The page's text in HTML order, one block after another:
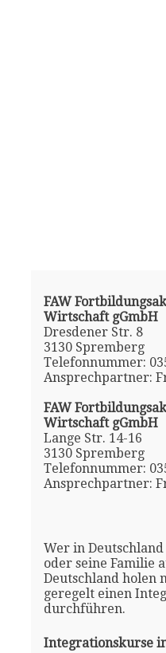
FAW
Wirtschaft gGmbH
Dresdener Str. 8
3130 Spremberg
Telefonnummer:
Ansprechpartner:
FAW
Wirtschaft gGmbH
Lange Str. 14-16
3130 Spremberg
Telefonnummer:
Ansprechpartner:
Wer in
oder seine Familie
Deutschland holen
geregelt einen
durchführen.
Integrationskurse